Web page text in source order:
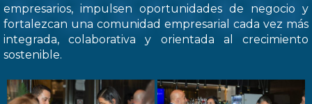
empresarios, impulsen oportunidades de negocio y
fortalezcan una comunidad empresarial cada vez más
integrada, colaborativa y orientada al crecimiento
sostenible.